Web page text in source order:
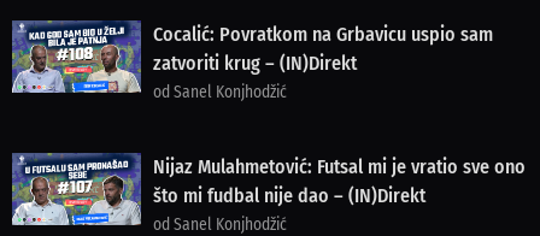
Cocalić: Povratkom na Grbavicu uspio sam
zatvoriti krug – (IN)Direkt
od Sanel Konjhodžić
Nijaz Mulahmetović: Futsal mi je vratio sve ono
što mi fudbal nije dao – (IN)Direkt
od Sanel Konjhodžić